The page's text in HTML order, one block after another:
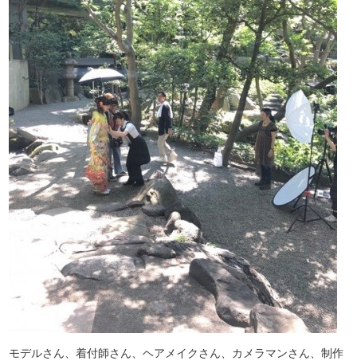
モデルさん、着付師さん、ヘアメイクさん、カメラマンさん、制作